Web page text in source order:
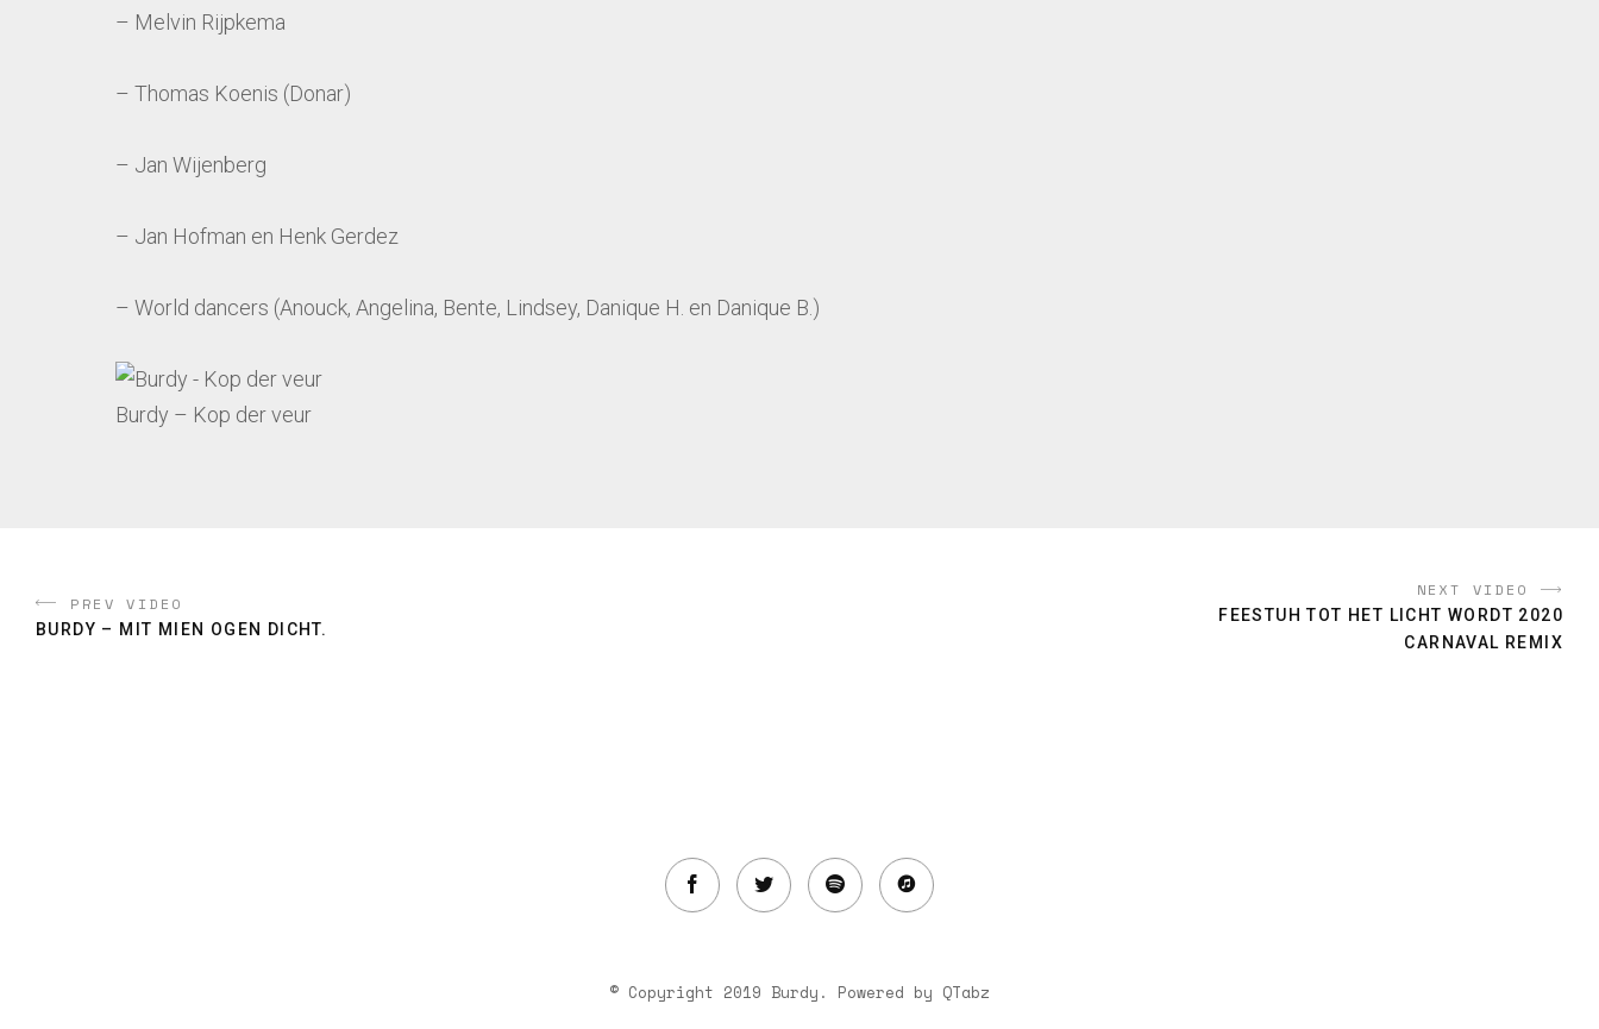
– Melvin Rijpkema
– Thomas Koenis (Donar)
– Jan Wijenberg
– Jan Hofman en Henk Gerdez
– World dancers (Anouck, Angelina, Bente, Lindsey, Danique H. en Danique B.)
Burdy – Kop der veur
PREV VIDEO
BURDY – MIT MIEN OGEN DICHT.
NEXT VIDEO
FEESTUH TOT HET LICHT WORDT 2020
CARNAVAL REMIX
© Copyright 2019 Burdy. Powered by QTabz